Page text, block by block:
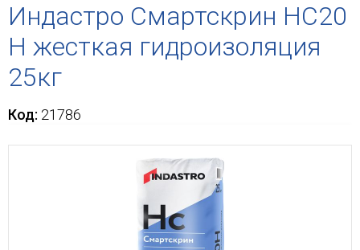
Индастро Смартскрин HC20
H жесткая гидроизоляция
25кг
Код: 21786